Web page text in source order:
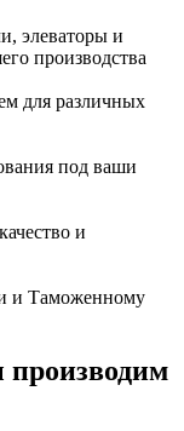
элеваторы и
производства
для различных
под ваши
и
и Таможенному
производим